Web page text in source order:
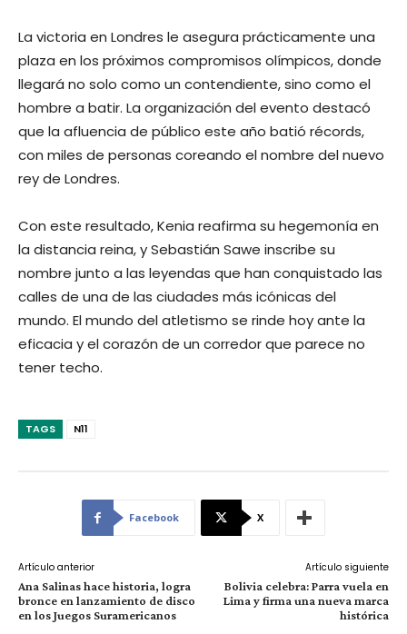
La victoria en Londres le asegura prácticamente una
plaza en los próximos compromisos olímpicos, donde
llegará no solo como un contendiente, sino como el
hombre a batir. La organización del evento destacó
que la afluencia de público este año batió récords,
con miles de personas coreando el nombre del nuevo
rey de Londres.
Con este resultado, Kenia reafirma su hegemonía en
la distancia reina, y Sebastián Sawe inscribe su
nombre junto a las leyendas que han conquistado las
calles de una de las ciudades más icónicas del
mundo. El mundo del atletismo se rinde hoy ante la
eficacia y el corazón de un corredor que parece no
tener techo.
TAGS N11
Facebook X
Artículo anterior
Ana Salinas hace historia, logra
bronce en lanzamiento de disco
en los Juegos Suramericanos
Artículo siguiente
Bolivia celebra: Parra vuela en
Lima y firma una nueva marca
histórica